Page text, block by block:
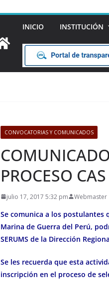
INICIO INSTITUCIÓN
CONVOCATORIAS Y COMUNICADOS
PROCESO
julio 17, 2017 5:32 pm Webmaster
Se comunica a los postulantes
Marina de Guerra del Perú,
SERUMS de la Dirección
Se les recuerda que esta
inscripción en el proceso de